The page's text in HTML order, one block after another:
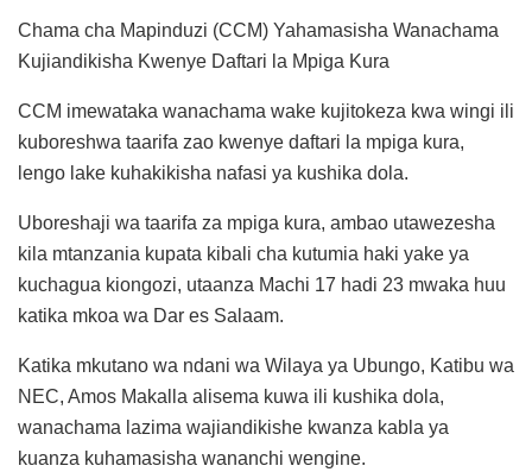
Chama cha Mapinduzi (CCM) Yahamasisha Wanachama
Kujiandikisha Kwenye Daftari la Mpiga Kura
CCM imewataka wanachama wake kujitokeza kwa wingi ili
kuboreshwa taarifa zao kwenye daftari la mpiga kura,
lengo lake kuhakikisha nafasi ya kushika dola.
Uboreshaji wa taarifa za mpiga kura, ambao utawezesha
kila mtanzania kupata kibali cha kutumia haki yake ya
kuchagua kiongozi, utaanza Machi 17 hadi 23 mwaka huu
katika mkoa wa Dar es Salaam.
Katika mkutano wa ndani wa Wilaya ya Ubungo, Katibu wa
NEC, Amos Makalla alisema kuwa ili kushika dola,
wanachama lazima wajiandikishe kwanza kabla ya
kuanza kuhamasisha wananchi wengine.